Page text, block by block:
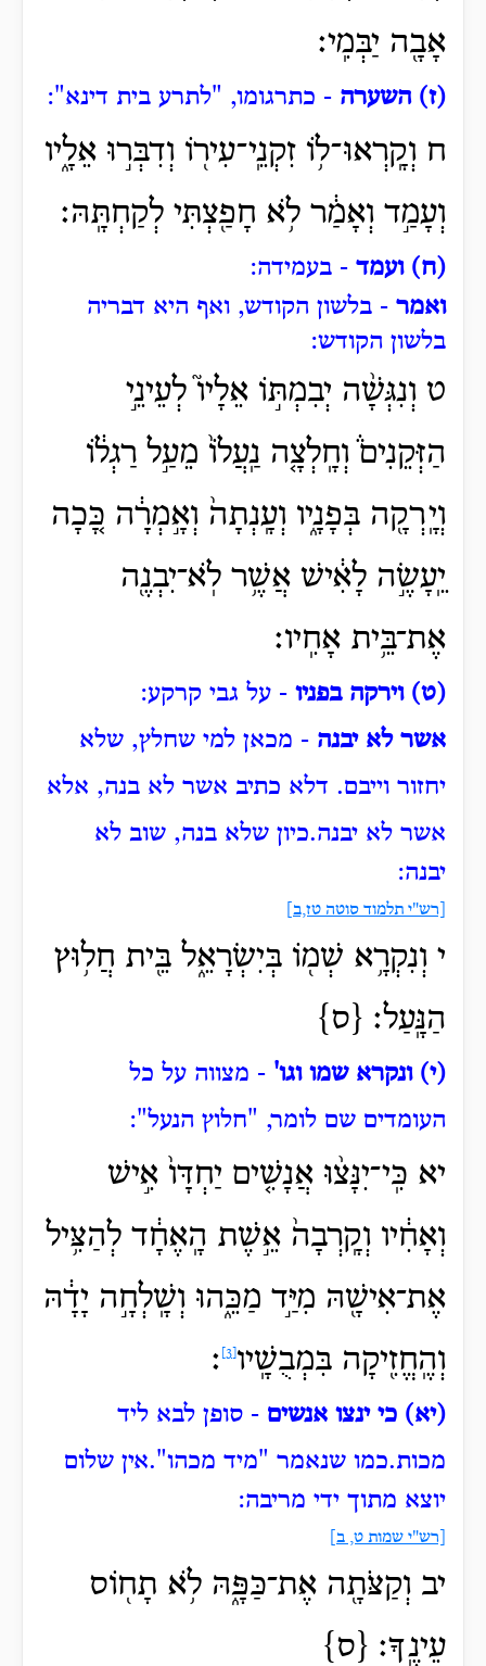
אָבָ֖ה יַבְּמִֽי׃
(ז) השערה - כתרגומו, "לתרע בית דינא":
ח וְקָֽרְאוּ־ל֥וֹ זִקְנֵֽי־עִיר֖וֹ וְדִבְּר֣וּ אֵלָ֑יו
וְעָמַ֣ד וְאָמַ֔ר לֹ֥א חָפַ֖צְתִּי לְקַחְתָּֽהּ׃
(ח) ועמד - בעמידה:
ואמר - בלשון הקודש, ואף היא דבריה
בלשון הקודש:
ט וְנִגְּשָׁ֨ה יְבִמְתּ֣וֹ אֵלָיו֮ לְעֵינֵ֣י
הַזְּקֵנִים֒ וְחָֽלְצָ֤ה נַֽעֲלוֹ֙ מֵעַ֣ל רַגְל֔וֹ
וְיָֽרְקָ֖ה בְּפָנָ֑יו וְעָֽנְתָה֙ וְאָ֣מְרָ֔ה כָּ֚כָה
יֵֽעָשֶׂ֣ה לָאִ֔ישׁ אֲשֶׁ֥ר לֹֽא־יִבְנֶ֖ה
אֶת־בֵּ֥ית אָחִֽיו׃
(ט) וירקה בפניו - על גבי קרקע:
אשר לא יבנה - מכאן למי שחלץ, שלא
יחזור וייבם. דלא כתיב אשר לא בנה, אלא
אשר לא יבנה.כיון שלא בנה, שוב לא
יבנה:
[רש"י תלמוד סוטה טז,ב]
י וְנִקְרָ֥א שְׁמ֖וֹ בְּיִשְׂרָאֵ֑ל בֵּ֖ית חֲל֥וּץ
הַנָּֽעַל׃ {ס}
(י) ונקרא שמו וגו' - מצווה על כל
העומדים שם לומר, "חלוץ הנעל":
יא כִּֽי־יִנָּצ֨וּ אֲנָשִׁ֤ים יַחְדָּו֙ אִ֣ישׁ
וְאָחִ֔יו וְקָֽרְבָה֙ אֵ֣שֶׁת הָֽאֶחָ֔ד לְהַצִּ֥יל
אֶת־אִישָׁ֖הּ מִיַּ֣ד מַכֵּ֑הוּ וְשָֽׁלְחָ֣ה יָדָ֔הּ
וְהֶֽחֱזִ֖יקָה בִּמְבֻשָֽׁיו ׃
(יא) כי ינצו אנשים - סופן לבא ליד
מכות.כמו שנאמר "מיד מכהו".אין שלום
יוצא מתוך ידי מריבה:
[רש"י שמות ט, ב]
יב וְקַצֹּתָ֖ה אֶת־כַּפָּ֑הּ לֹ֥א תָח֖וֹס
עֵינֶֽךָ׃ {ס}